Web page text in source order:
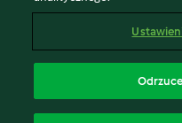
Znak wydawcy
Zgłoś treść
Oświadczenie o dostępności